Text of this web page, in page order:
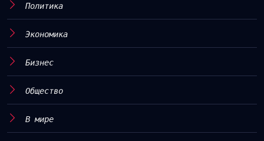
Политика
Экономика
Бизнес
Общество
В мире